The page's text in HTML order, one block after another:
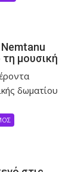
μουσική
δωματίου